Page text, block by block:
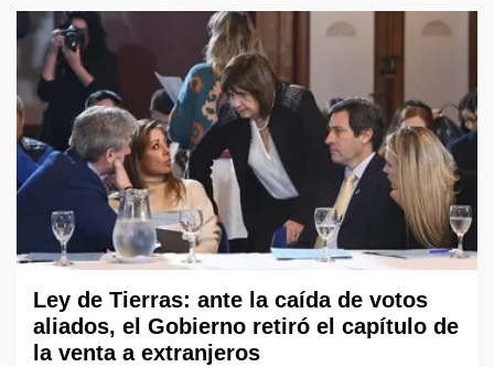
Ley de Tierras: ante la caída de votos
aliados, el Gobierno retiró el capítulo de
la venta a extranjeros